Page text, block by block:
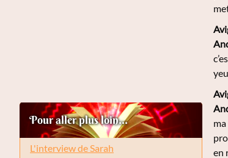
Pour aller plus loin...
L'interview de Sarah
en